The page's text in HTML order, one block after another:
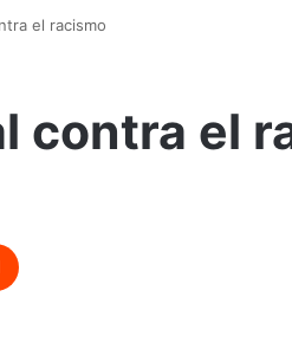
el racismo
contra el